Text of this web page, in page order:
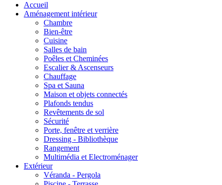
Accueil
Aménagement intérieur
Chambre
Bien-être
Cuisine
Salles de bain
Poêles et Cheminées
Escalier & Ascenseurs
Chauffage
Spa et Sauna
Maison et objets connectés
Plafonds tendus
Revêtements de sol
Sécurité
Porte, fenêtre et verrière
Dressing - Bibliothèque
Rangement
Multimédia et Electroménager
Extérieur
Véranda - Pergola